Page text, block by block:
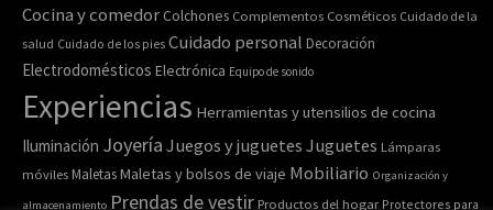
Cocina y comedor Colchones Complementos Cosméticos Cuidado de la
salud Cuidado de los pies Cuidado personal Decoración
Electrodomésticos Electrónica Equipo de sonido
Experiencias Herramientas y utensilios de cocina
Iluminación Joyería Juegos y juguetes Juguetes Lámparas
móviles MaletasMaletas y bolsos de viaje Mobiliario Organización y
almacenamiento Prendas de vestir Productos del hogar Protectores para